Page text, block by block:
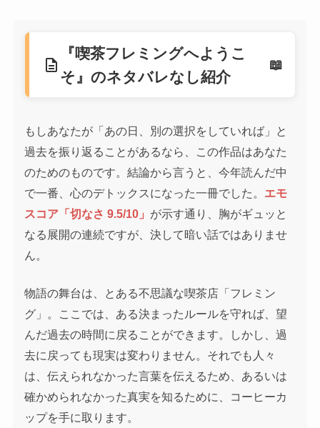
description
『喫茶フレミングへようこ
そ』のネタバレなし紹介
もしあなたが「あの日、別の選択をしていれば」と
過去を振り返ることがあるなら、この作品はあなた
のためのものです。結論から言うと、今年読んだ中
で一番、心のデトックスになった一冊でした。 エモ
スコア「切なさ 9.5/10」 が示す通り、胸がギュッと
なる展開の連続ですが、決して暗い話ではありませ
ん。
物語の舞台は、とある不思議な喫茶店「フレミン
グ」。ここでは、ある決まったルールを守れば、望
んだ過去の時間に戻ることができます。しかし、過
去に戻っても現実は変わりません。それでも人々
は、伝えられなかった言葉を伝えるため、あるいは
確かめられなかった真実を知るために、コーヒーカ
ップを手に取ります。